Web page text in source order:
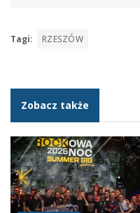
Tagi: RZESZÓW
Zobacz także